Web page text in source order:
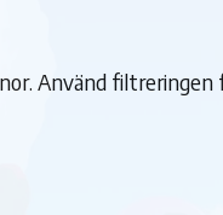
Använd